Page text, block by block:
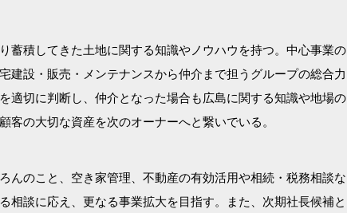
蓄積してきた土地に関する知識やノウハウを持つ。中心事業の
建設・販売・メンテナンスから仲介まで担うグループの総合力
適切に判断し、仲介となった場合も広島に関する知識や地場の
客の大切な資産を次のオーナーへと繋いでいる。
んのこと、空き家管理、不動産の有効活用や相続・税務相談な
相談に応え、更なる事業拡大を目指す。また、次期社長候補と